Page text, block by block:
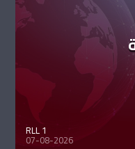
RLL 1
07-08-2026